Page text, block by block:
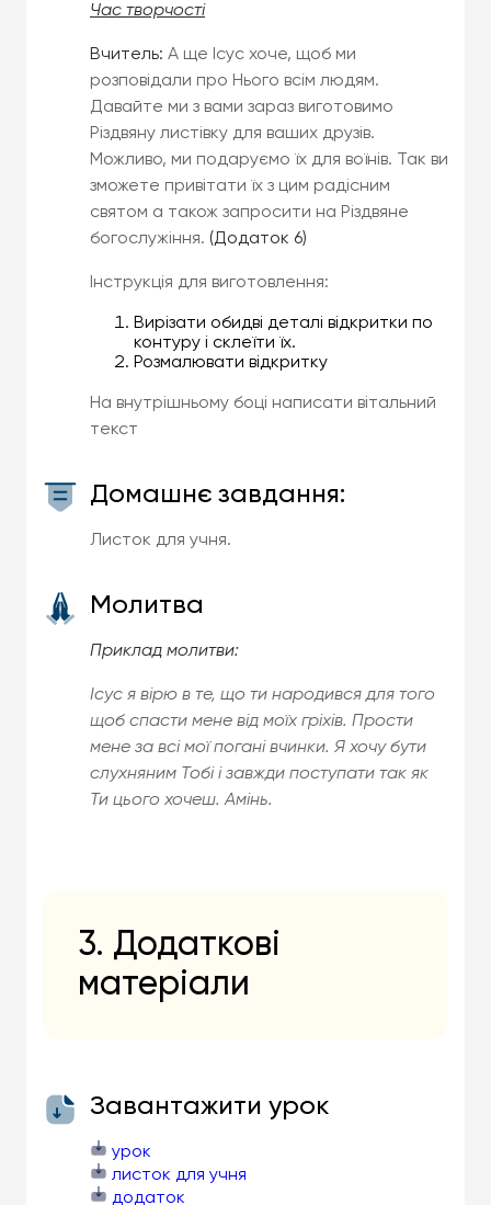
Час творчості
Вчитель: А ще Ісус хоче, щоб ми
розповідали про Нього всім людям.
Давайте ми з вами зараз виготовимо
Різдвяну листівку для ваших друзів.
Можливо, ми подаруємо їх для воїнів. Так ви
зможете привітати їх з цим радісним
святом а також запросити на Різдвяне
богослужіння. (Додаток 6)
Інструкція для виготовлення:
Вирізати обидві деталі відкритки по
контуру і склеїти їх.
Розмалювати відкритку
На внутрішньому боці написати вітальний
текст
Домашнє завдання:
Листок для учня.
Молитва
Приклад молитви:
Ісус я вірю в те, що ти народився для того
щоб спасти мене від моїх гріхів. Прости
мене за всі мої погані вчинки. Я хочу бути
слухняним Тобі і завжди поступати так як
Ти цього хочеш. Амінь.
3. Додаткові
матеріали
Завантажити урок
урок
листок для учня
додаток